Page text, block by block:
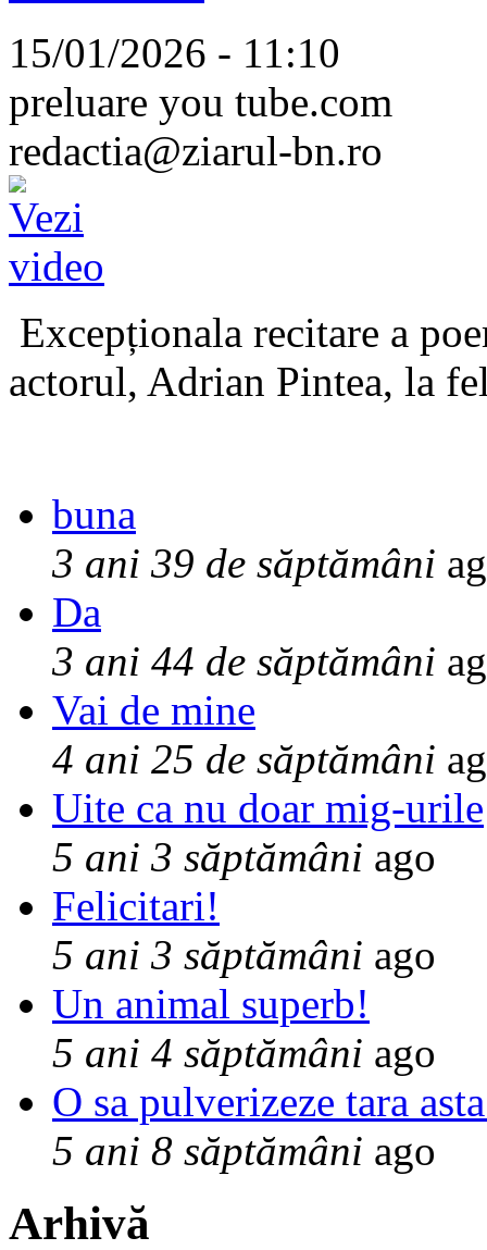
15/01/2026 - 11:10
preluare you tube.com
redactia@ziarul-bn.ro
Excepționala recitare a
actorul, Adrian Pintea, la
buna
3 ani 39 de săptămâni
Da
3 ani 44 de săptămâni
Vai de mine
4 ani 25 de săptămâni
Uite ca nu doar mig-urile
5 ani 3 săptămâni ago
Felicitari!
5 ani 3 săptămâni ago
Un animal superb!
5 ani 4 săptămâni ago
O sa pulverizeze tara
5 ani 8 săptămâni ago
Arhivă